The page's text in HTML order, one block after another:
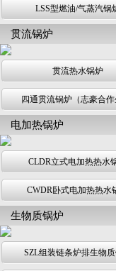
LSS型燃油/气蒸汽锅
贯流锅炉
贯流热水锅炉
四通贯流锅炉（志豪合
电加热锅炉
CLDR立式电加热热水
CWDR卧式电加热热水
生物质锅炉
SZL组装链条炉排生物